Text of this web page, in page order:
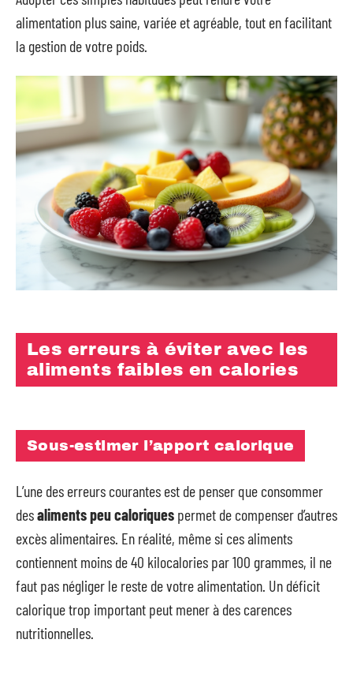
alimentation plus saine, variée et agréable, tout en facilitant
la gestion de votre poids.
Les erreurs à éviter avec les
aliments faibles en calories
Sous-estimer l’apport calorique
L’une des erreurs courantes est de penser que consommer
desaliments peu caloriques permet de compenser d’autres
excès alimentaires. En réalité, même si ces aliments
contiennent moins de 40 kilocalories par 100 grammes, il ne
faut pas négliger le reste de votre alimentation. Un déficit
calorique trop important peut mener à des carences
nutritionnelles.